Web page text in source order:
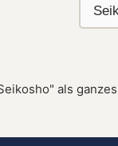
als